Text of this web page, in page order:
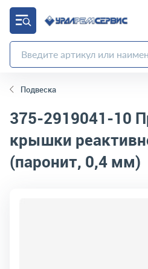
Подвеска
375-2919041-10
крышки
(паронит, 0,4 мм)